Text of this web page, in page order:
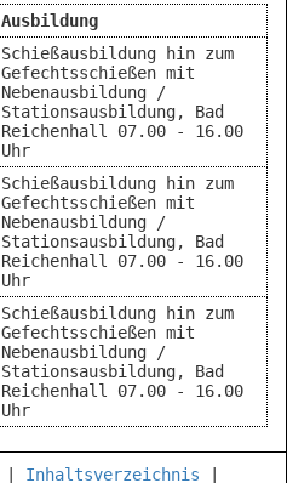
Ausbildung
Schießausbildung hin zum
Gefechtsschießen mit
Nebenausbildung /
Stationsausbildung, Bad
Reichenhall 07.00 - 16.00
Uhr
Schießausbildung hin zum
Gefechtsschießen mit
Nebenausbildung /
Stationsausbildung, Bad
Reichenhall 07.00 - 16.00
Uhr
Schießausbildung hin zum
Gefechtsschießen mit
Nebenausbildung /
Stationsausbildung, Bad
Reichenhall 07.00 - 16.00
Uhr
Inhaltsverzeichnis